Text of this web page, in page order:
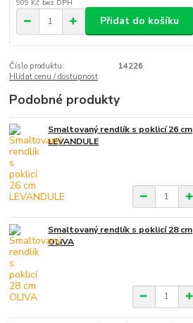
909 Kč bez DPH
Přidat do košíku
Číslo produktu:
14226
Hlídat cenu / dostupnost
Podobné produkty
Smaltovaný rendlík s poklicí 26 cm
LEVANDULE
Smaltovaný rendlík s poklicí 28 cm
OLIVA